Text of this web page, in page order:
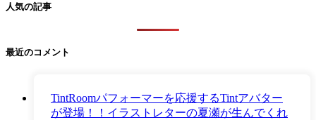
人気の記事
最近のコメント
TintRoomパフォーマーを応援するTintアバター
が登場！！イラストレターの夏瀬が生んでくれ